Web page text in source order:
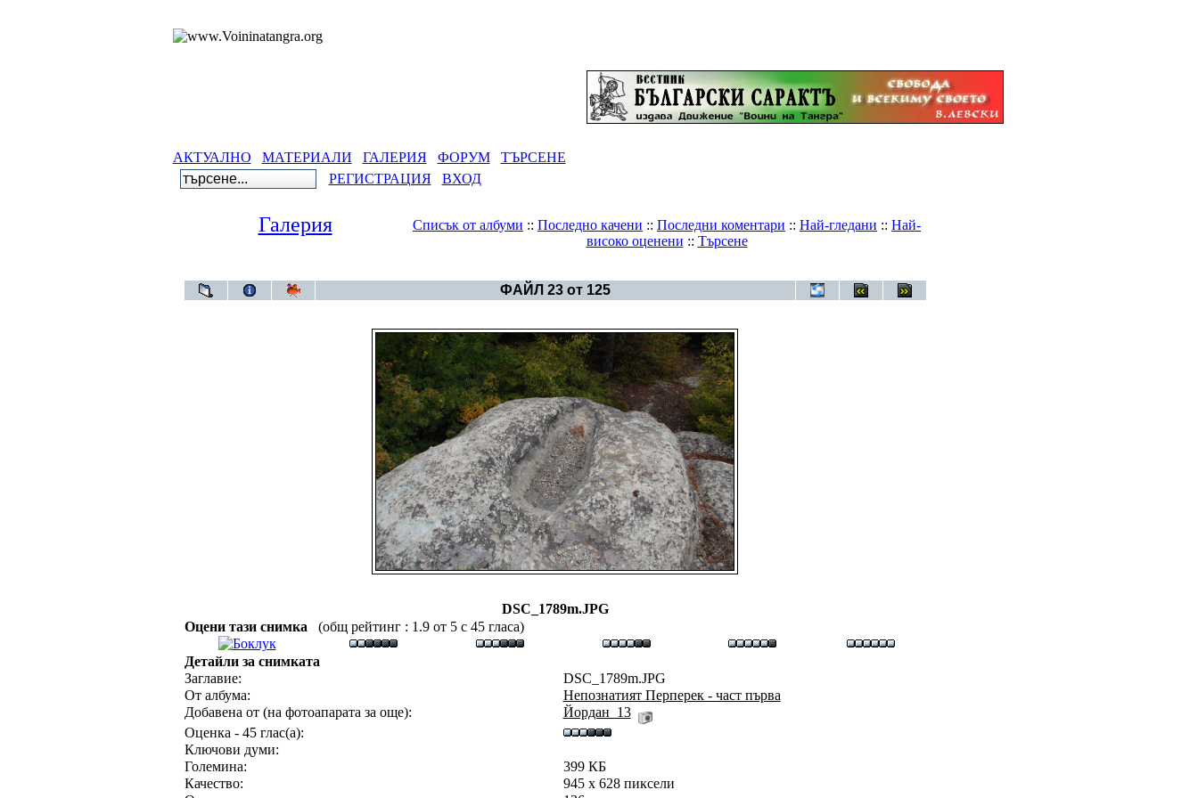
АКТУАЛНО МАТЕРИАЛИ ГАЛЕРИЯ ФОРУМ
ТЪРСЕНЕ
РЕГИСТРАЦИЯ
ВХОД
Галерия Списък от албуми :: Последно качени :: Последни коментари :: Най-гледани :: Най-
високо оценени :: Търсене
ФАЙЛ 23 от 125
DSC_1789m.JPG
Оцени тази снимка
(общ рейтинг : 1.9 от 5 с 45 гласа)
Детайли за снимката
Заглавие:
DSC_1789m.JPG
От албума:
Непознатият Перперек - част първа
Добавена от (на фотоапарата за още):
Йордан_13
Оценка - 45 глас(а):
Ключови думи:
Големина:
399 КБ
Качество:
945 x 628 пиксели